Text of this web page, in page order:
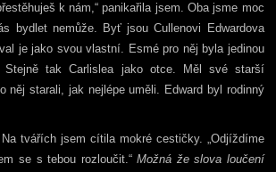
k nám,“ panikařila jsem. Oba jsme moc
bydlet nemůže. Byť jsou Cullenovi Edwardova
je jako svou vlastní. Esmé pro něj byla jedinou
Stejně tak Carlislea jako otce. Měl své starší
něj starali, jak nejlépe uměli. Edward byl rodinný
tvářích jsem cítila mokré cestičky. „Odjíždíme
se s tebou rozloučit.“Možná že slova loučení